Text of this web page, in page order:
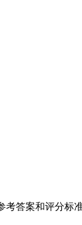
考答案和评分标